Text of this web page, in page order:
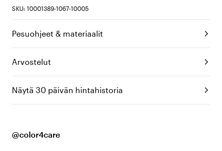
SKU: 10001389-1067-10005
Pesuohjeet & materiaalit
Arvostelut
Näytä 30 päivän hintahistoria
@color4care